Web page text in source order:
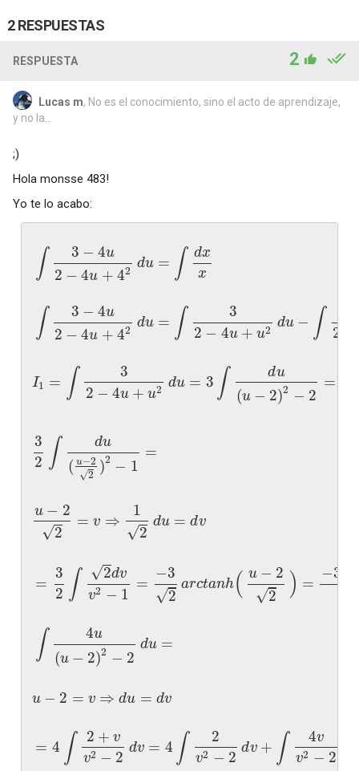
2 RESPUESTAS
RESPUESTA 2
Lucas m, No es el conocimiento, sino el acto de aprendizaje,
y no la...
;)
Hola monsse 483!
Yo te lo acabo:
∫ 3− 4u
2− 4u +42 du = ∫ dx
x
∫ 3− 4u
2− 4u +42 du = ∫
3
2− 4u +u2 du− ∫ 2
I1 = ∫
3
2−4u+ u2 du = 3 ∫ du
(u− 2)2 − 2
=
3
2 ∫ du
( u−2
2
√ )2 − 1
=
u− 2
2
√ = v ⇒ 1
2
√ du = dv
= 3
2 ∫ 2
√ dv
v2 − 1 = −3
2
√ arctanh( u− 2
2
√ ) = −3
∫ 4u
(u− 2)2 − 2
du =
u− 2 = v ⇒ du = dv
= 4 ∫ 2+ v
v2 − 2 dv = 4 ∫ 2
v2 − 2 dv + ∫ 4v
v2 − 2